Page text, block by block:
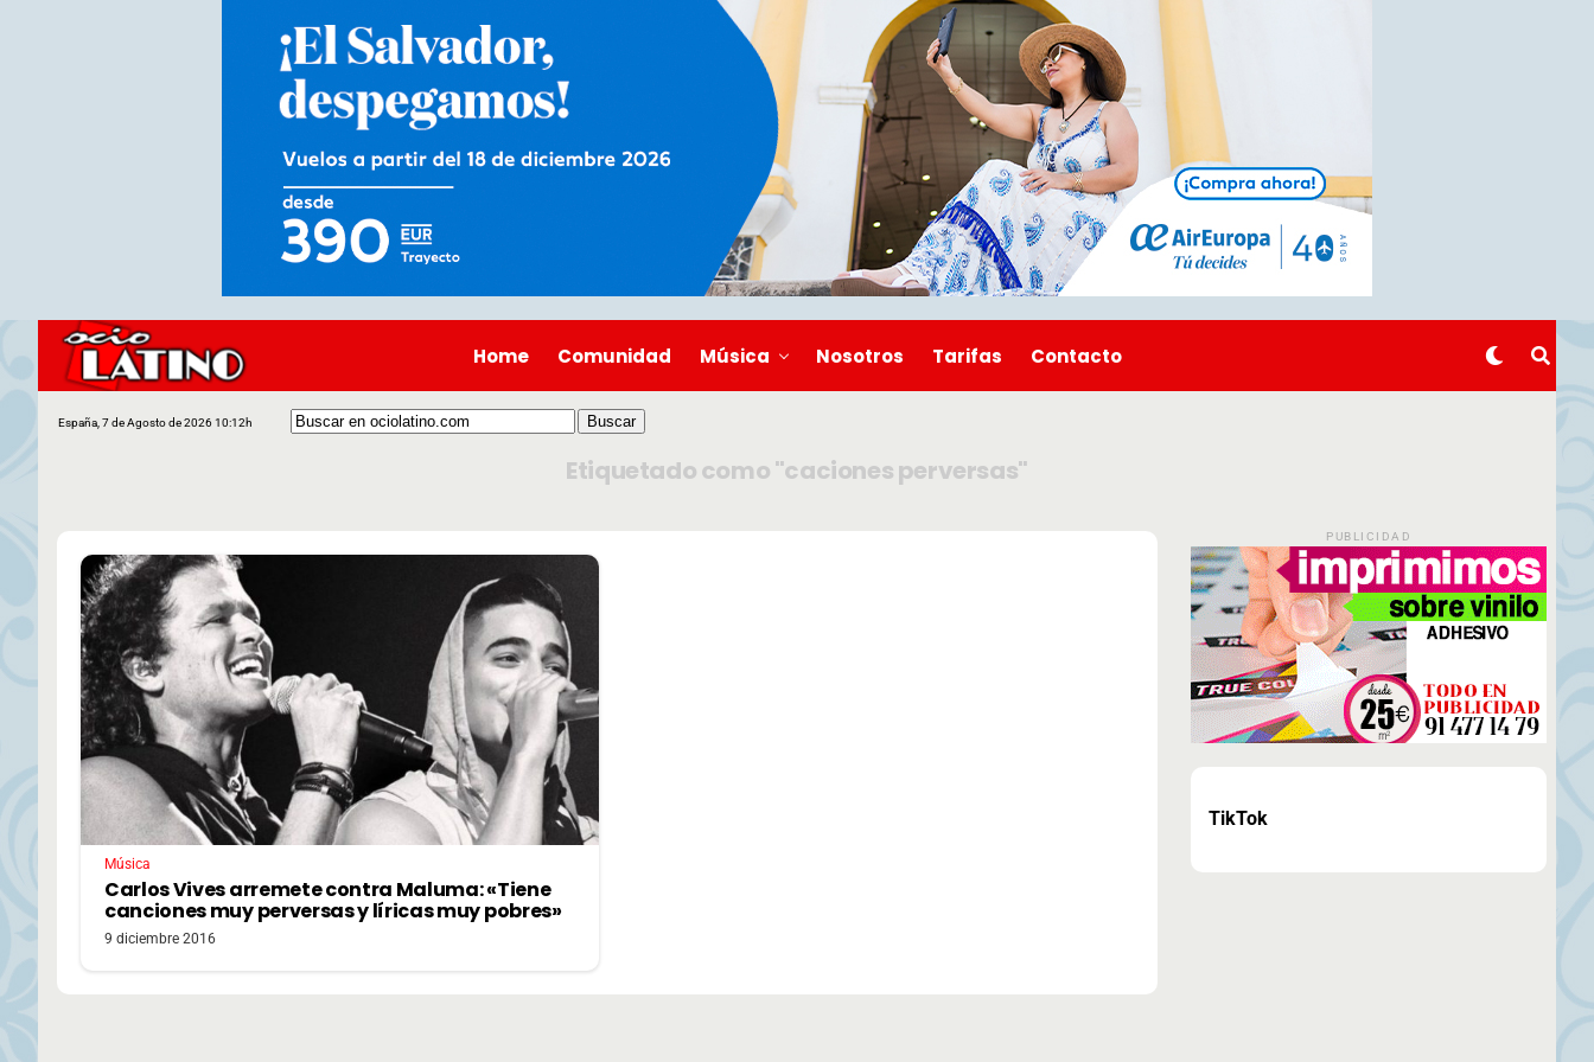
Home Comunidad Música Nosotros Tarifas Contacto
España, 7 de Agosto de 2026 10:12h
Etiquetado como "caciones perversas"
Música
Carlos Vives arremete contra Maluma: «Tiene
canciones muy perversas y líricas muy pobres»
9 diciembre 2016
PUBLICIDAD
TikTok